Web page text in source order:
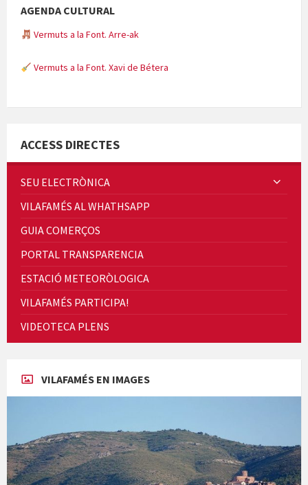
AGENDA CULTURAL
Vermuts a la Font. Arre-ak
Vermuts a la Font. Xavi de Bétera
Quintà Culroja
Cicle de Cine i Dones rurals
Concerts al Museu
ACCESS DIRECTES
SEU ELECTRÒNICA
VILAFAMÉS AL WHATHSAPP
GUIA COMERÇOS
PORTAL TRANSPARENCIA
ESTACIÓ METEORÒLOGICA
VILAFAMÉS PARTICIPA!
VIDEOTECA PLENS
VILAFAMÉS EN IMAGES